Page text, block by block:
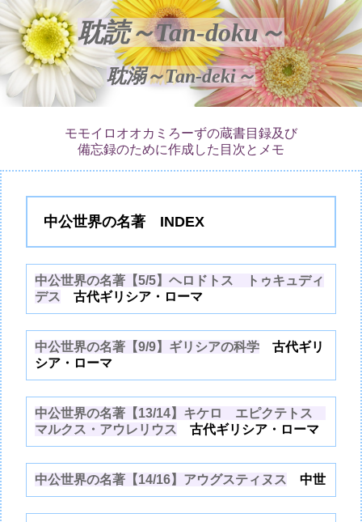
耽読～Tan-doku～
耽溺～Tan-deki～
モモイロオオカミろーずの蔵書目録及び
備忘録のために作成した目次とメモ
中公世界の名著 INDEX
中公世界の名著【5/5】ヘロドトス トゥキュディ
デス 古代ギリシア・ローマ
中公世界の名著【9/9】ギリシアの科学 古代ギリ
シア・ローマ
中公世界の名著【13/14】キケロ エピクテトス
マルクス・アウレリウス 古代ギリシア・ローマ
中公世界の名著【14/16】アウグスティヌス 中世